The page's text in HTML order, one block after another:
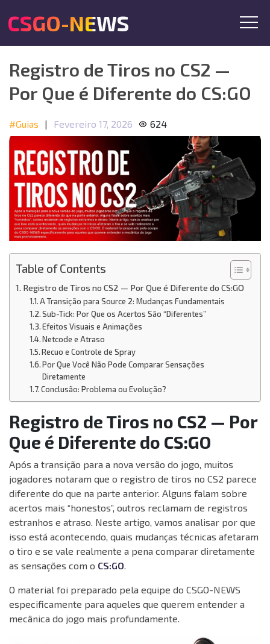
CSGO-NEWS
Registro de Tiros no CS2 —
Por Que é Diferente do CS:GO
#Guias | Fevereiro 17, 2026 624
Table of Contents
Registro de Tiros no CS2 — Por Que é Diferente do CS:GO
A Transição para Source 2: Mudanças Fundamentais
Sub-Tick: Por Que os Acertos São “Diferentes”
Efeitos Visuais e Animações
Netcode e Atraso
Recuo e Controle de Spray
Por Que Você Não Pode Comparar Sensações
Diretamente
Conclusão: Problema ou Evolução?
Registro de Tiros no CS2 — Por
Que é Diferente do CS:GO
Após a transição para a nova versão do jogo, muitos
jogadores notaram que o registro de tiros no CS2 parece
diferente do que na parte anterior. Alguns falam sobre
acertos mais “honestos”, outros reclamam de registros
estranhos e atraso. Neste artigo, vamos analisar por que
isso está acontecendo, quais mudanças técnicas afetaram
o tiro e se vale realmente a pena comparar diretamente
as sensações com o CS:GO.
O material foi preparado pela equipe do CSGO-NEWS
especificamente para aqueles que querem entender a
mecânica do jogo mais profundamente.